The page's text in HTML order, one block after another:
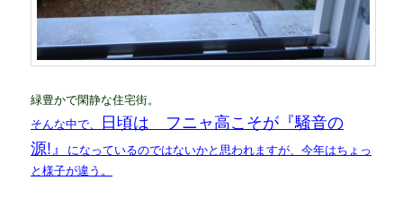
緑豊かで閑静な住宅街。
そんな中で、
日頃は フニャ高こそが『騒音の
源!』
になっているのではないかと思われますが、今年はちょっ
と様子が違う。